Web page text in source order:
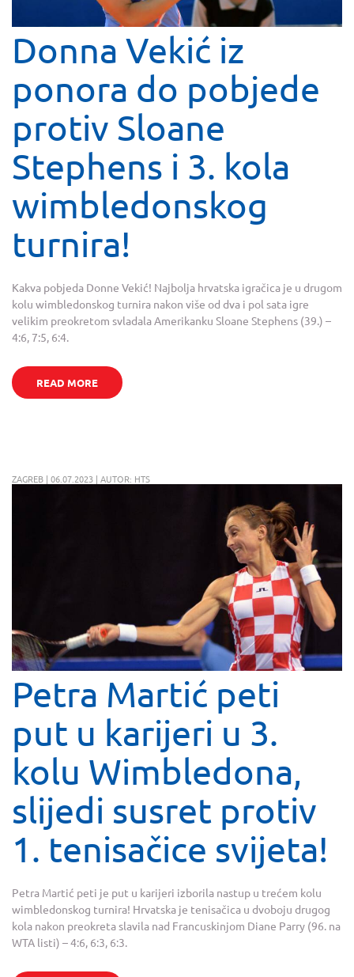
Donna Vekić iz
ponora do pobjede
protiv Sloane
Stephens i 3. kola
wimbledonskog
turnira!
Kakva pobjeda Donne Vekić! Najbolja hrvatska igračica je u drugom
kolu wimbledonskog turnira nakon više od dva i pol sata igre
velikim preokretom svladala Amerikanku Sloane Stephens (39.) –
4:6, 7:5, 6:4.
READ MORE
ZAGREB | 06.07.2023 | AUTOR: HTS
Petra Martić peti
put u karijeri u 3.
kolu Wimbledona,
slijedi susret protiv
1. tenisačice svijeta!
Petra Martić peti je put u karijeri izborila nastup u trećem kolu
wimbledonskog turnira! Hrvatska je tenisačica u dvoboju drugog
kola nakon preokreta slavila nad Francuskinjom Diane Parry (96. na
WTA listi) – 4:6, 6:3, 6:3.